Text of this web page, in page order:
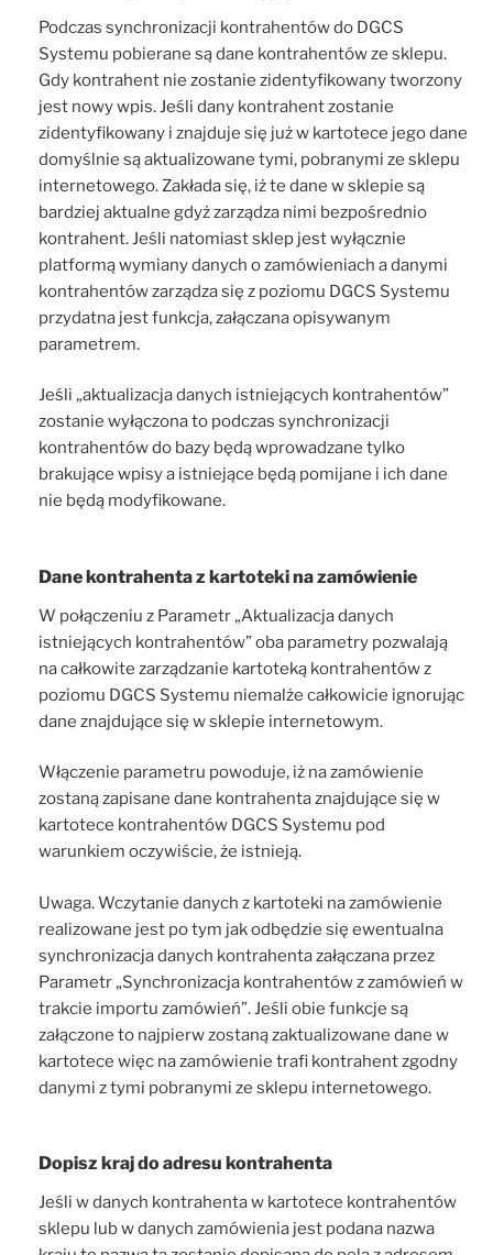
Podczas synchronizacji kontrahentów do DGCS
Systemu pobierane są dane kontrahentów ze sklepu.
Gdy kontrahent nie zostanie zidentyfikowany tworzony
jest nowy wpis. Jeśli dany kontrahent zostanie
zidentyfikowany i znajduje się już w kartotece jego dane
domyślnie są aktualizowane tymi, pobranymi ze sklepu
internetowego. Zakłada się, iż te dane w sklepie są
bardziej aktualne gdyż zarządza nimi bezpośrednio
kontrahent. Jeśli natomiast sklep jest wyłącznie
platformą wymiany danych o zamówieniach a danymi
kontrahentów zarządza się z poziomu DGCS Systemu
przydatna jest funkcja, załączana opisywanym
parametrem.
Jeśli „aktualizacja danych istniejących kontrahentów”
zostanie wyłączona to podczas synchronizacji
kontrahentów do bazy będą wprowadzane tylko
brakujące wpisy a istniejące będą pomijane i ich dane
nie będą modyfikowane.
Dane kontrahenta z kartoteki na zamówienie
W połączeniu z Parametr „Aktualizacja danych
istniejących kontrahentów” oba parametry pozwalają
na całkowite zarządzanie kartoteką kontrahentów z
poziomu DGCS Systemu niemalże całkowicie ignorując
dane znajdujące się w sklepie internetowym.
Włączenie parametru powoduje, iż na zamówienie
zostaną zapisane dane kontrahenta znajdujące się w
kartotece kontrahentów DGCS Systemu pod
warunkiem oczywiście, że istnieją.
Uwaga. Wczytanie danych z kartoteki na zamówienie
realizowane jest po tym jak odbędzie się ewentualna
synchronizacja danych kontrahenta załączana przez
Parametr „Synchronizacja kontrahentów z zamówień w
trakcie importu zamówień”. Jeśli obie funkcje są
załączone to najpierw zostaną zaktualizowane dane w
kartotece więc na zamówienie trafi kontrahent zgodny
danymi z tymi pobranymi ze sklepu internetowego.
Dopisz kraj do adresu kontrahenta
Jeśli w danych kontrahenta w kartotece kontrahentów
sklepu lub w danych zamówienia jest podana nazwa